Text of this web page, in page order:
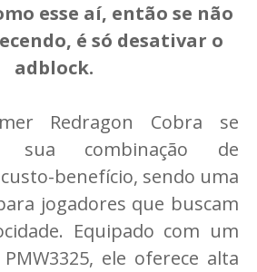
esse aí, então se não
é só desativar o
adblock.
Redragon Cobra se
sua combinação de
benefício, sendo uma
jogadores que buscam
Equipado com um
ele oferece alta